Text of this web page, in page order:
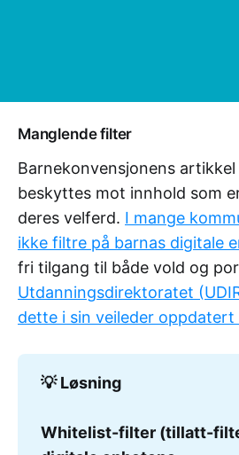
Manglende filter
Barnekonvensjonens artikkel
beskyttes mot innhold som
deres velferd. I mange
ikke filtre på barnas digitale
fri tilgang til både vold og
Utdanningsdirektoratet
dette i sin veileder
💡 Løsning
Whitelist-filter (tillatt-